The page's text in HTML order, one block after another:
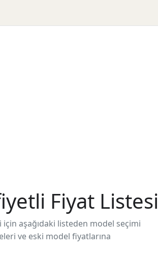
Fiyat Listesi
aşağıdaki listeden model seçimi
ve eski model fiyatlarına